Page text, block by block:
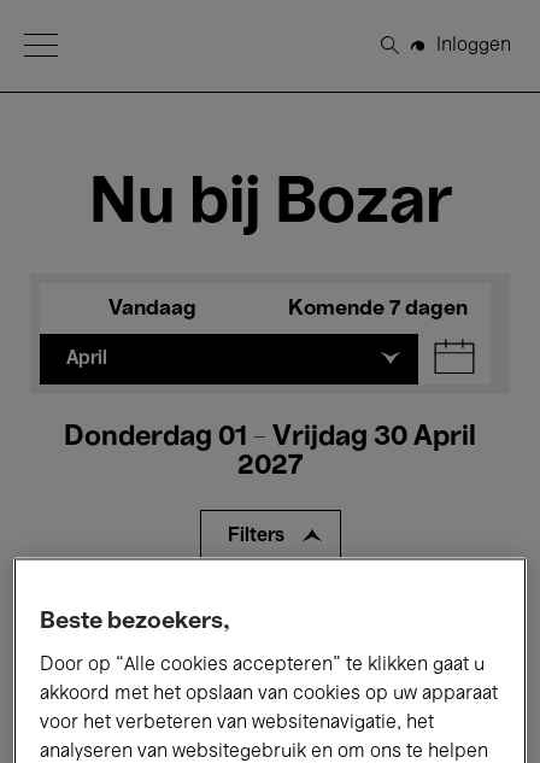
Open Menu
Zoeken
Inloggen
Nu bij Bozar
Vandaag Komende 7 dagen
April
Donderdag 01 - Vrijdag 30 April
2027
Filters
Alle evenementen
Tentoonstellingen Films
Performances Lezingen & Debatten
Beste bezoekers,
Door op “Alle cookies accepteren” te klikken gaat u
akkoord met het opslaan van cookies op uw apparaat
voor het verbeteren van websitenavigatie, het
analyseren van websitegebruik en om ons te helpen